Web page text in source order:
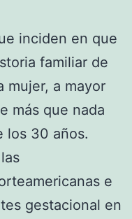
inciden en que
familiar de
mujer, a mayor
más que nada
los 30 años.
e
gestacional en